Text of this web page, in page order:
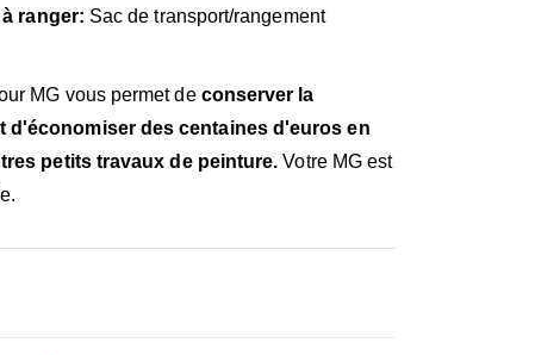
ranger: Sac de transport/rangement
MG vous permet de conserver la
d'économiser des centaines d'euros en
petits travaux de peinture. Votre MG est